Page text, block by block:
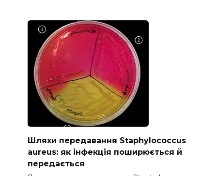
Шляхи передавання Staphylococcus
aureus: як інфекція поширюється й
передається